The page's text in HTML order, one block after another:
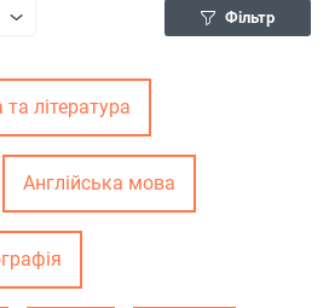
Фільтр
література
Англійська мова